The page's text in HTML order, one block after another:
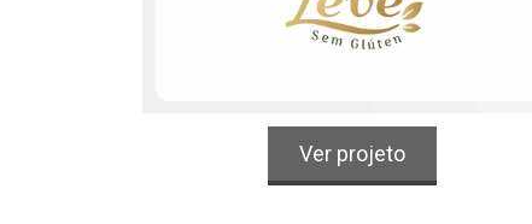
Alimentos & BebidasVer projeto